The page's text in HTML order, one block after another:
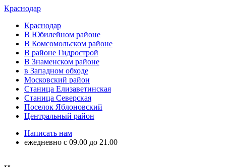
Краснодар
Краснодар
В Юбилейном районе
В Комсомольском районе
В районе Гидрострой
В Знаменском районе
в Западном обходе
Московский район
Станица Елизаветинская
Станица Северская
Поселок Яблоновский
Центральный район
Написать нам
ежедневно с 09.00 до 21.00